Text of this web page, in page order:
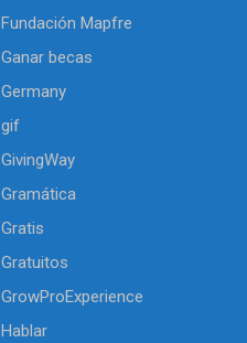
Fundación Mapfre
Ganar becas
Germany
gif
GivingWay
Gramática
Gratis
Gratuitos
GrowProExperience
Hablar